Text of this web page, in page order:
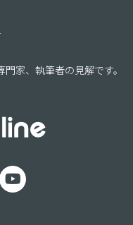
家、執筆者の見解です。